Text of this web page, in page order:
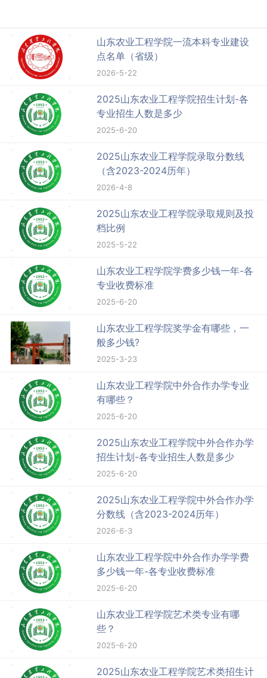
山东农业工程学院一流本科专业建设
点名单（省级）
2026-5-22
2025山东农业工程学院招生计划-各
专业招生人数是多少
2025-6-20
2025山东农业工程学院录取分数线
（含2023-2024历年）
2026-4-8
2025山东农业工程学院录取规则及投
档比例
2025-5-22
山东农业工程学院学费多少钱一年-各
专业收费标准
2025-6-20
山东农业工程学院奖学金有哪些，一
般多少钱?
2025-3-23
山东农业工程学院中外合作办学专业
有哪些？
2025-6-20
2025山东农业工程学院中外合作办学
招生计划-各专业招生人数是多少
2025-6-20
2025山东农业工程学院中外合作办学
分数线（含2023-2024历年）
2026-6-3
山东农业工程学院中外合作办学学费
多少钱一年-各专业收费标准
2025-6-20
山东农业工程学院艺术类专业有哪
些？
2025-6-20
2025山东农业工程学院艺术类招生计